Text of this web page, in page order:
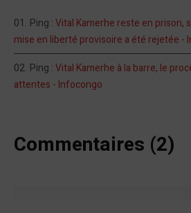
Ping :Vital Kamerhe reste en prison,
mise en liberté provisoire a été rejetée -
Ping :Vital Kamerhe à la barre, le
attentes - Infocongo
Commentaires (2)